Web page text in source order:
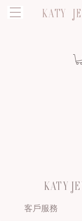
KATY
KATY
客戶服務